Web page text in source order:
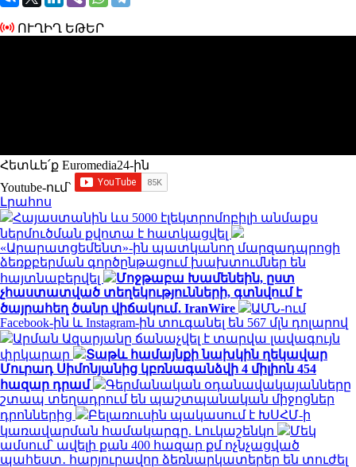
ՈՒՂԻՂ ԵԹԵՐ
Հետևե՛ք Euromedia24-ին
Youtube-ում`
Լրահոս
Հայաստանին ևս 5000 էլեկտրոմոբիլի անմաքս
ներմուծման քվոտա է հատկացվել
«Արարատցեմենտ»-ին պատկանող մարզադպրոցի
ձեռքբերման գործընթացում խախտումներ են
հայտնաբերվել
Մոջթաբա Խամենեին, ըստ
չհաստատված տեղեկությունների, գտնվում է
ծայրահեղ ծանր վիճակում․ IranWire
ԱՄՆ-ում
Facebook-ին և Instagram-ին տուգանել են 567 մլն դոլարով
Արման Ազարյանը ճանաչվել է տարվա լավագույն
փրկարար
Տաթև համայնքի նախկին ղեկավար
Մուրադ Սիմոնյանից կբռնագանձվի 4 միլիոն 454
հազար դրամ
Գերմանական օդանավակայանները
շտապ տեղադրում են պաշտպանական միջոցներ
դրոններից
Բելառուսին պակասում է ԽՍՀՄ-ի
կառավարման համակարգը. Լուկաշենկո
Մեկ
ամսում՝ ավելի քան 400 հազար քմ ոչնչացված
պահեստ․ հարյուրավոր ձեռնարկատերեր են տուժել